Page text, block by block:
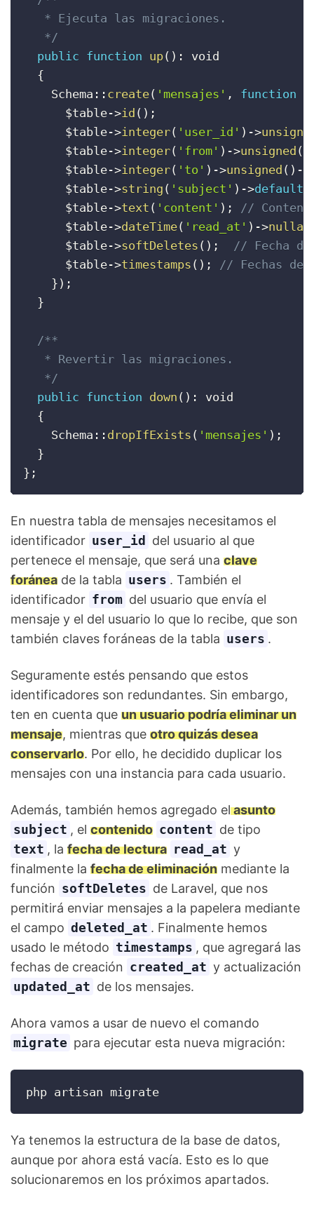
   * Ejecuta las migraciones.
   */
public function up( ) :
void
{
    Schema
: : create( 'mensajes' , function
$table->id ( ) ;
$table->integer( 'user_id' ) ->
$table->integer( 'from' ) ->unsigned (
$table->integer( 'to' ) ->unsigned ( ) -
$table->string ( 'subject' ) ->default
$table->text ( 'content' ) ;
//
$table->dateTime( 'read_at' ) ->
$table->softDeletes ( ) ;
// Fecha
$table->timestamps ( ) ;
// Fechas de
} ) ;
}
/**
   * Revertir las migraciones.
   */
public function down ( ) :
void
{
    Schema
: : dropIfExists ( 'mensajes' ) ;
}
} ;
En nuestra tabla de mensajes necesitamos el
identificador user_id del usuario al que
pertenece el mensaje, que será una clave
foránea de la tabla users . También el
identificador from del usuario que envía el
mensaje y el del usuario lo que lo recibe, que son
también claves foráneas de la tabla users .
Seguramente estés pensando que estos
identificadores son redundantes. Sin embargo,
ten en cuenta que un usuario podría eliminar un
mensaje, mientras que otro quizás desea
conservarlo. Por ello, he decidido duplicar los
mensajes con una instancia para cada usuario.
Además, también hemos agregado elasunto
subject , el contenido content de tipo
text , la fecha de lectura read_at y
finalmente la fecha de eliminación mediante la
función softDeletes de Laravel, que nos
permitirá enviar mensajes a la papelera mediante
el campo deleted_at . Finalmente hemos
usado le método timestamps , que agregará las
fechas de creación created_at y actualización
updated_at de los mensajes.
Ahora vamos a usar de nuevo el comando
migrate para ejecutar esta nueva migración:
php artisan migrate
Ya tenemos la estructura de la base de datos,
aunque por ahora está vacía. Esto es lo que
solucionaremos en los próximos apartados.